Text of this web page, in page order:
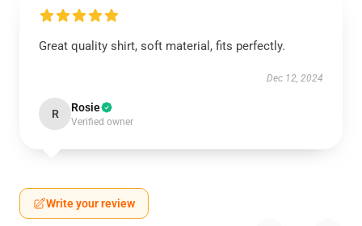
Great quality shirt, soft material, fits perfectly.
Dec 12, 2024
R Rosie
Verified owner
Write your review